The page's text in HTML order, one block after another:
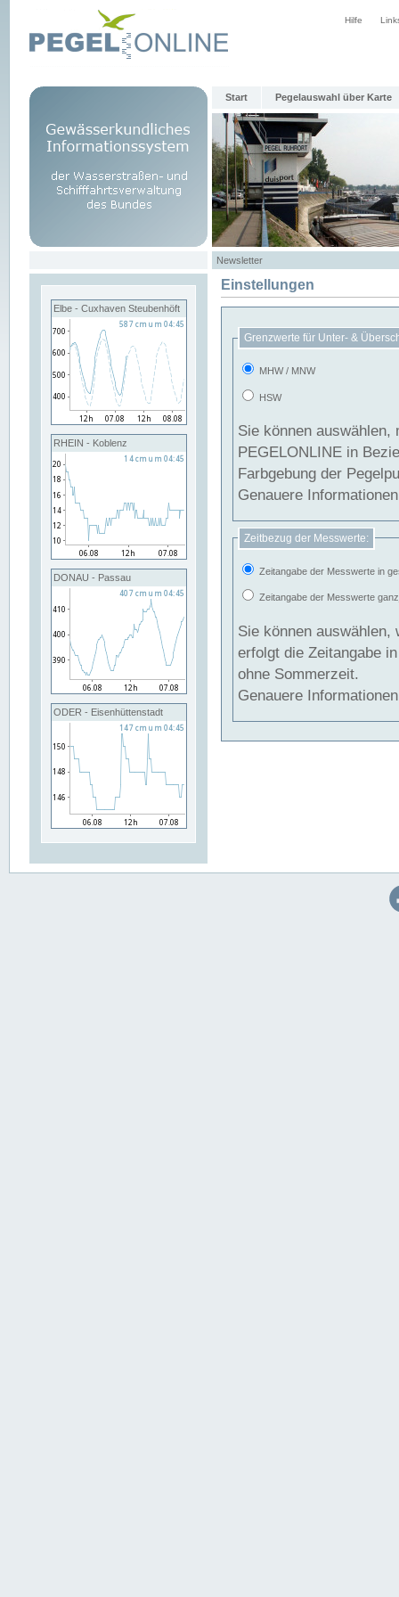
Hilfe
Start Pegelauswahl über Karte
Newsletter
Elbe - Cuxhaven Steubenhöft
RHEIN - Koblenz
DONAU - Passau
ODER - Eisenhüttenstadt
Einstellungen
Grenzwerte für Unter- &
MHW / MNW
HSW
Sie können
PEGELONLINE in Beziehung
Farbgebung der
Genauere
Zeitbezug der Messwerte:
Zeitangabe der Messwerte in
Zeitangabe der Messwerte
Sie können auswählen,
erfolgt die Zeitangabe
ohne Sommerzeit.
Genauere